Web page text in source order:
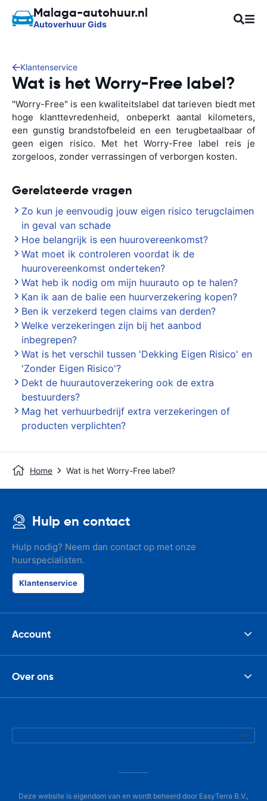
Malaga-autohuur.nl
Autoverhuur Gids
Klantenservice
Wat is het Worry-Free label?
"Worry-Free" is een kwaliteitslabel dat tarieven biedt met
hoge klanttevredenheid, onbeperkt aantal kilometers,
een gunstig brandstofbeleid en een terugbetaalbaar of
geen eigen risico. Met het Worry-Free label reis je
zorgeloos, zonder verrassingen of verborgen kosten.
Gerelateerde vragen
Zo kun je eenvoudig jouw eigen risico terugclaimen
in geval van schade
Hoe belangrijk is een huurovereenkomst?
Wat moet ik controleren voordat ik de
huurovereenkomst onderteken?
Wat heb ik nodig om mijn huurauto op te halen?
Kan ik aan de balie een huurverzekering kopen?
Ben ik verzekerd tegen claims van derden?
Welke verzekeringen zijn bij het aanbod
inbegrepen?
Wat is het verschil tussen 'Dekking Eigen Risico' en
'Zonder Eigen Risico'?
Dekt de huurautoverzekering ook de extra
bestuurders?
Mag het verhuurbedrijf extra verzekeringen of
producten verplichten?
Home Wat is het Worry-Free label?
Hulp en contact
Hulp nodig? Neem dan contact op met onze
huurspecialisten.
Klantenservice
Account
Over ons
Deze website is eigendom van en wordt beheerd door EasyTerra B.V.,